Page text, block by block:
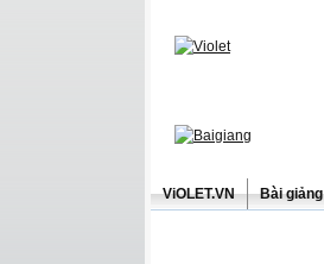
ViOLET.VN Bài giảng